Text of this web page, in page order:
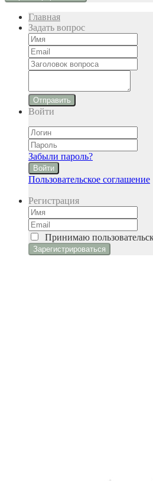
Главная
Задать вопрос
Отправить
Войти
Забыли пароль?
Войти
Пользовательское соглашение
Регистрация
Принимаю